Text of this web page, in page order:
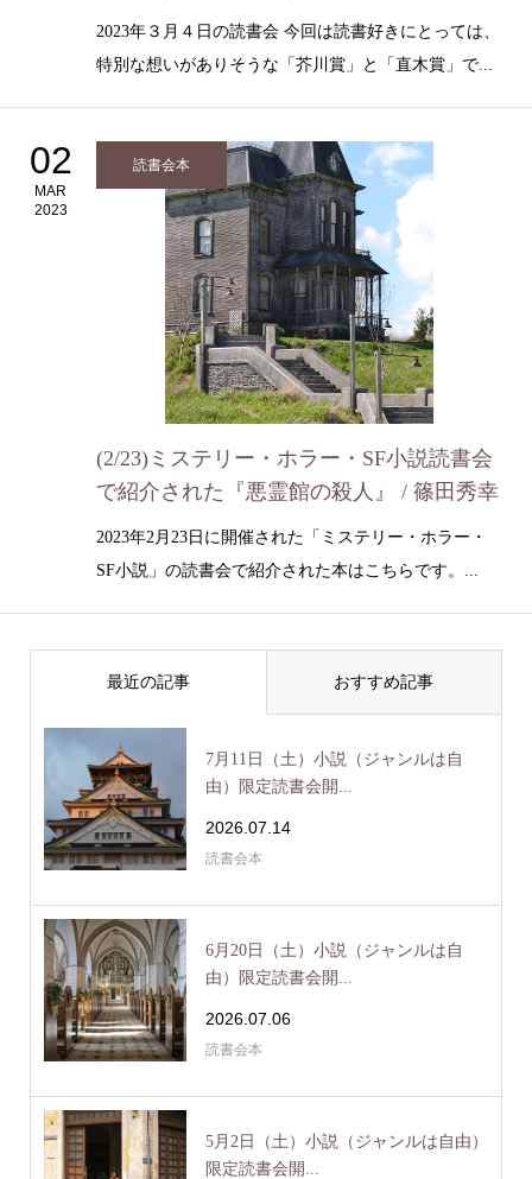
2023年３月４日の読書会 今回は読書好きにとっては、
特別な想いがありそうな「芥川賞」と「直木賞」で...
02
MAR
2023
読書会本
(2/23)ミステリー・ホラー・SF小説読書会
で紹介された『悪霊館の殺人』 / 篠田秀幸
2023年2月23日に開催された「ミステリー・ホラー・
SF小説」の読書会で紹介された本はこちらです。...
最近の記事 おすすめ記事
7月11日（土）小説（ジャンルは自
由）限定読書会開...
2026.07.14
読書会本
6月20日（土）小説（ジャンルは自
由）限定読書会開...
2026.07.06
読書会本
5月2日（土）小説（ジャンルは自由）
限定読書会開...